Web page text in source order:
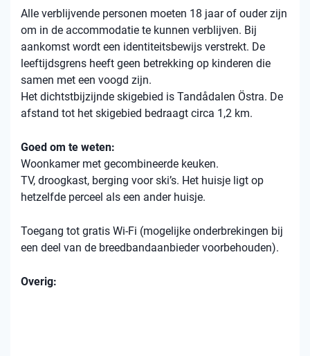
Alle verblijvende personen moeten 18 jaar of ouder zijn
om in de accommodatie te kunnen verblijven. Bij
aankomst wordt een identiteitsbewijs verstrekt. De
leeftijdsgrens heeft geen betrekking op kinderen die
samen met een voogd zijn.
Het dichtstbijzijnde skigebied is Tandådalen Östra. De
afstand tot het skigebied bedraagt ​​circa 1,2 km.
Goed om te weten:
Woonkamer met gecombineerde keuken.
TV, droogkast, berging voor ski’s. Het huisje ligt op
hetzelfde perceel als een ander huisje.
Toegang tot gratis Wi-Fi (mogelijke onderbrekingen bij
een deel van de breedbandaanbieder voorbehouden).
Overig: